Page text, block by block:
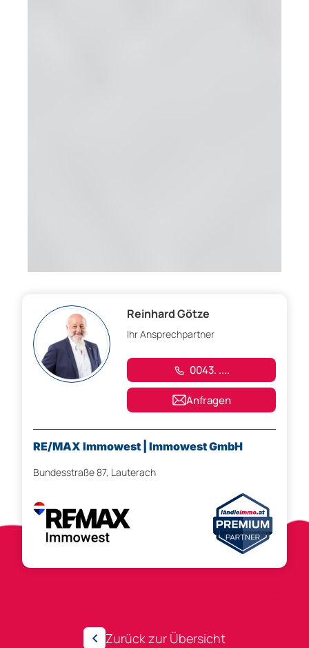
Reinhard Götze
Ihr Ansprechpartner
0043. ....
Anfragen
RE/MAX Immowest | Immowest GmbH
Bundesstraße 87, Lauterach
Zurück zur Übersicht